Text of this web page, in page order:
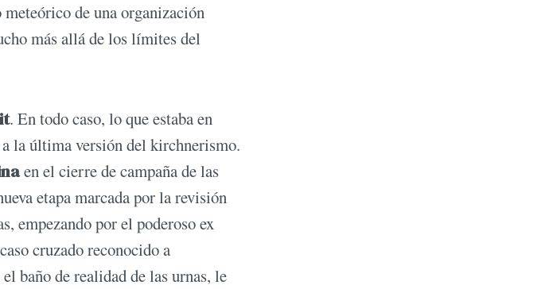
de una organización
más allá de los límites del
. En todo caso, lo que estaba en
la última versión del kirchnerismo.
en el cierre de campaña de las
etapa marcada por la revisión
empezando por el poderoso ex
cruzado reconocido a
baño de realidad de las urnas, le